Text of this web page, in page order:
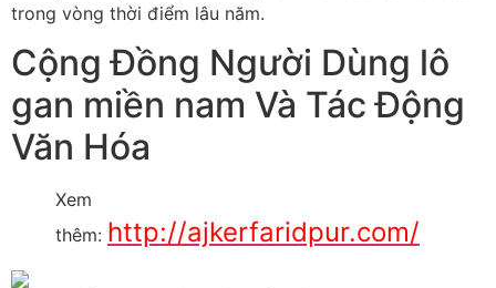
trong vòng thời điểm lâu năm.
Cộng Đồng Người Dùng lô
gan miền nam Và Tác Động
Văn Hóa
Xem
thêm: http://ajkerfaridpur.com/